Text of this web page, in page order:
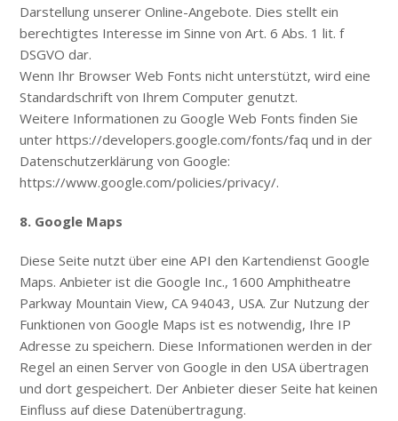
Darstellung unserer Online-Angebote. Dies stellt ein
berechtigtes Interesse im Sinne von Art. 6 Abs. 1 lit. f
DSGVO dar.
Wenn Ihr Browser Web Fonts nicht unterstützt, wird eine
Standardschrift von Ihrem Computer genutzt.
Weitere Informationen zu Google Web Fonts finden Sie
unter https://developers.google.com/fonts/faq und in der
Datenschutzerklärung von Google:
https://www.google.com/policies/privacy/.
8. Google Maps
Diese Seite nutzt über eine API den Kartendienst Google
Maps. Anbieter ist die Google Inc., 1600 Amphitheatre
Parkway Mountain View, CA 94043, USA. Zur Nutzung der
Funktionen von Google Maps ist es notwendig, Ihre IP
Adresse zu speichern. Diese Informationen werden in der
Regel an einen Server von Google in den USA übertragen
und dort gespeichert. Der Anbieter dieser Seite hat keinen
Einfluss auf diese Datenübertragung.